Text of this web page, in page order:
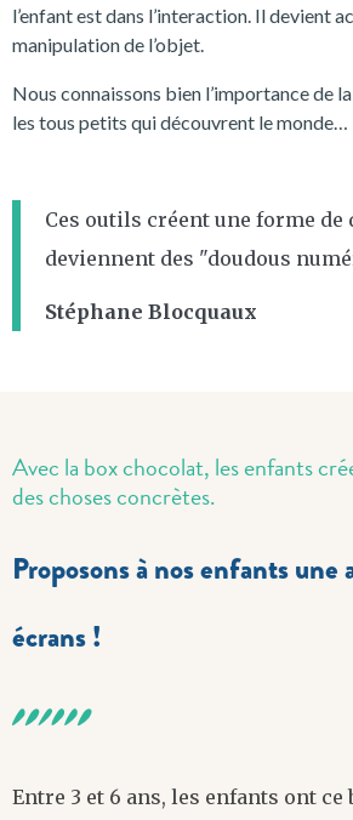
l’enfant est dans l’interaction. Il devient
manipulation de l’objet.
Nous connaissons bien l’importance de
les tous petits qui découvrent le monde…
Ces outils créent une forme de
deviennent des "doudous
Stéphane Blocquaux
Avec la box chocolat, les enfants
des choses concrètes.
Proposons à nos enfants
écrans !
Entre 3 et 6 ans, les enfants ont ce